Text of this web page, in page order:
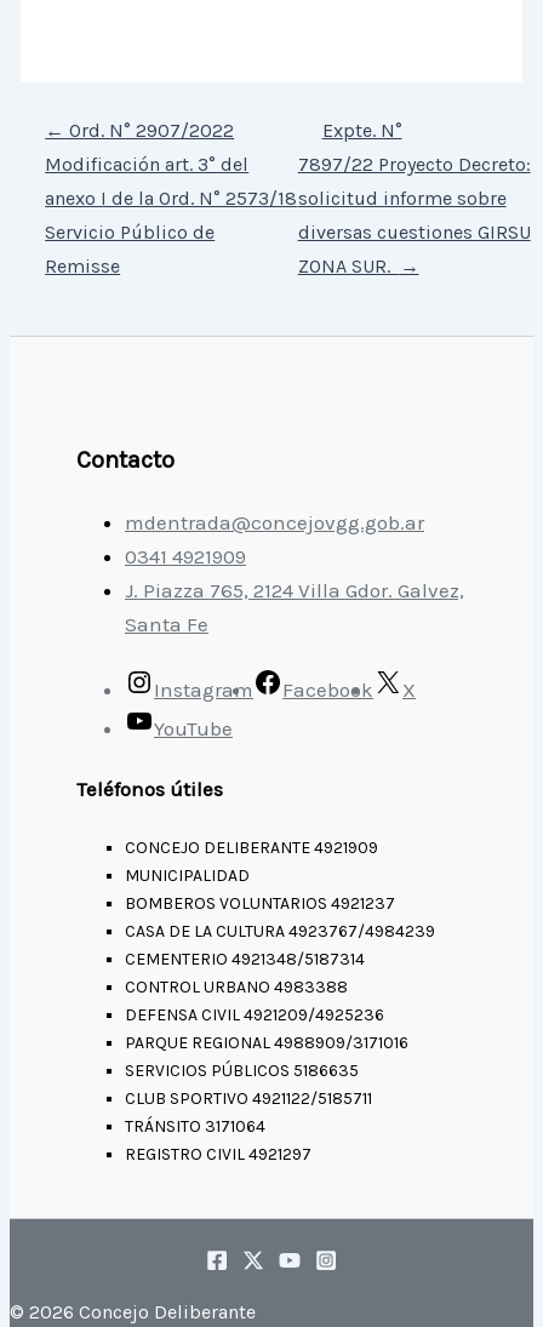
← Ord. N° 2907/2022
Modificación art. 3° del
anexo I de la Ord. N° 2573/18
Servicio Público de
Remisse
Expte. N°
7897/22 Proyecto Decreto:
solicitud informe sobre
diversas cuestiones GIRSU
ZONA SUR. →
Contacto
mdentrada@concejovgg.gob.ar
0341 4921909
J. Piazza 765, 2124 Villa Gdor. Galvez,
Santa Fe
Instagram Facebook
X
YouTube
Teléfonos útiles
CONCEJO DELIBERANTE 4921909
MUNICIPALIDAD
BOMBEROS VOLUNTARIOS 4921237
CASA DE LA CULTURA 4923767/4984239
CEMENTERIO 4921348/5187314
CONTROL URBANO 4983388
DEFENSA CIVIL 4921209/4925236
PARQUE REGIONAL 4988909/3171016
SERVICIOS PÚBLICOS 5186635
CLUB SPORTIVO 4921122/5185711
TRÁNSITO 3171064
REGISTRO CIVIL 4921297
© 2026 Concejo Deliberante